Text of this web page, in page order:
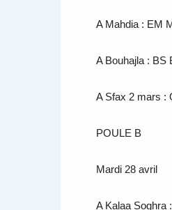
A Mahdia : EM
A Bouhajla : BS
A Sfax 2 mars :
POULE B
Mardi 28 avril
A Kalaa Soghra